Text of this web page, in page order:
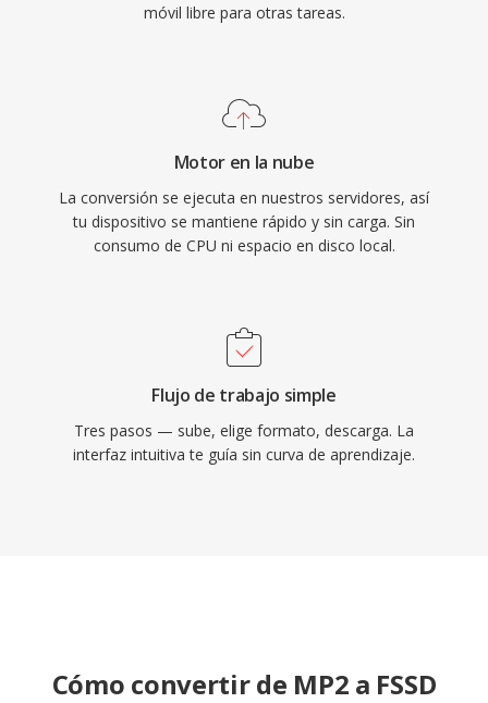
móvil libre para otras tareas.
Motor en la nube
La conversión se ejecuta en nuestros servidores, así
tu dispositivo se mantiene rápido y sin carga. Sin
consumo de CPU ni espacio en disco local.
Flujo de trabajo simple
Tres pasos — sube, elige formato, descarga. La
interfaz intuitiva te guía sin curva de aprendizaje.
Cómo convertir de MP2 a FSSD